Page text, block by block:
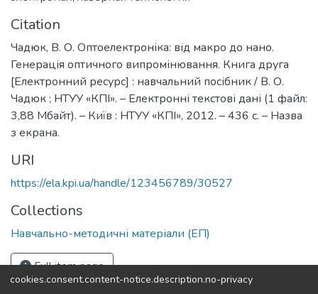
Citation
Чадюк, В. О. Оптоелектроніка: від макро до нано.
Генерація оптичного випромінювання. Книга друга
[Електронний ресурс] : навчальний посібник / В. О.
Чадюк ; НТУУ «КПІ». – Електронні текстові дані (1 файл:
3,88 Мбайт). – Київ : НТУУ «КПІ», 2012. – 436 с. – Назва
з екрана.
URI
https://ela.kpi.ua/handle/123456789/30527
Collections
Навчально-методичні матеріали (ЕП)
Full item page
cookies.consent.content-notice.description.no-privacy